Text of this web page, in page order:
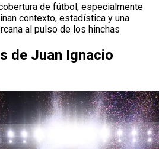
de fútbol, especialmente
contexto, estadística y una
al pulso de los hinchas
de Juan Ignacio